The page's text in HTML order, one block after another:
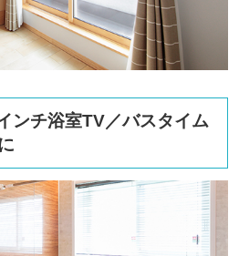
ンチ浴室TV／バスタイム